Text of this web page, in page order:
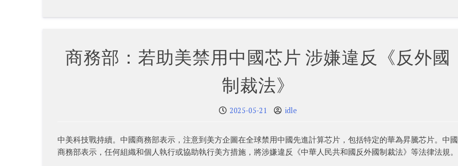
商務部：若助美禁用中國芯片 涉嫌違反《反外國
制裁法》
2025-05-21 idle
中美科技戰持續。中國商務部表示，注意到美方企圖在全球禁用中國先進計算芯片，包括特定的華為昇騰芯片。中國
商務部表示，任何組織和個人執行或協助執行美方措施，將涉嫌違反《中華人民共和國反外國制裁法》等法律法規。